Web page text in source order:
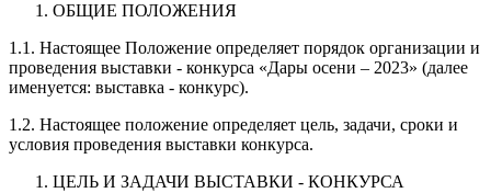
ОБЩИЕ ПОЛОЖЕНИЯ
1.1. Настоящее Положение определяет порядок организации и
проведения выставки - конкурса «Дары осени – 2023» (далее
именуется: выставка - конкурс).
1.2. Настоящее положение определяет цель, задачи, сроки и
условия проведения выставки конкурса.
ЦЕЛЬ И ЗАДАЧИ ВЫСТАВКИ - КОНКУРСА